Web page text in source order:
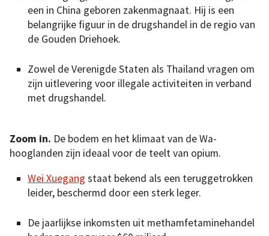
een in China geboren zakenmagnaat. Hij is een
belangrijke figuur in de drugshandel in de regio van
de Gouden Driehoek.
Zowel de Verenigde Staten als Thailand vragen om
zijn uitlevering voor illegale activiteiten in verband
met drugshandel.
Zoom in. De bodem en het klimaat van de Wa-
hooglanden zijn ideaal voor de teelt van opium.
Wei Xuegang staat bekend als een teruggetrokken
leider, beschermd door een sterk leger.
De jaarlijkse inkomsten uit methamfetaminehandel